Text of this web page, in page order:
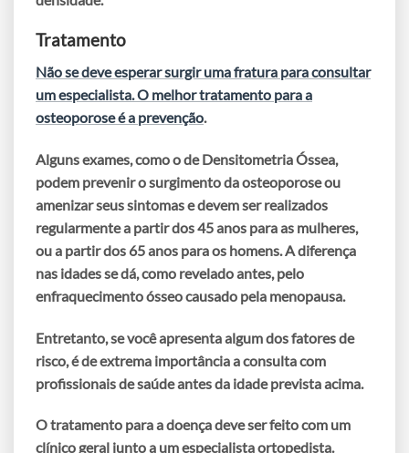
Tratamento
Não se deve esperar surgir uma fratura para consultar
um especialista. O melhor tratamento para a
osteoporose é a prevenção.
Alguns exames, como o deDensitometria Óssea,
podem prevenir o surgimento da osteoporose ou
amenizar seus sintomas e devem ser realizados
regularmentea partir dos 45 anos para as mulheres,
oua partir dos 65 anos para os homens. A diferença
nas idades se dá, como revelado antes, pelo
enfraquecimento ósseo causado pela menopausa.
Entretanto, se você apresenta algum dos fatores de
risco, é de extrema importância a consulta com
profissionais de saúde antes da idade prevista acima.
O tratamento para a doença deve ser feito com um
clínico geral junto a um especialista ortopedista.